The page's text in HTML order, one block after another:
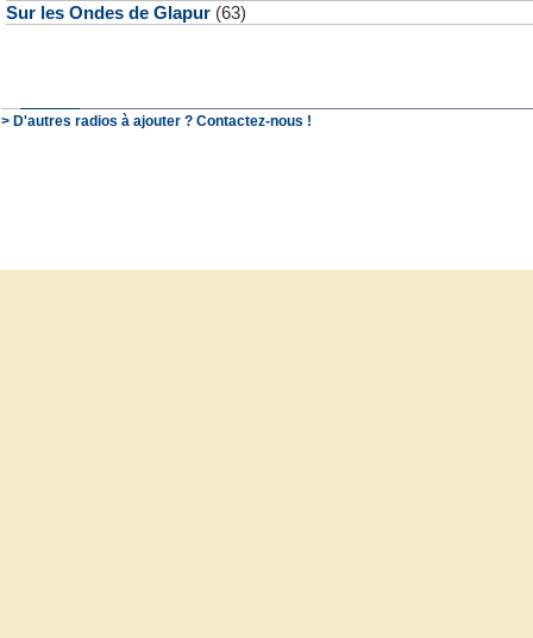
Sur les Ondes de Glapur (63)
> D'autres radios à ajouter ? Contactez-nous !